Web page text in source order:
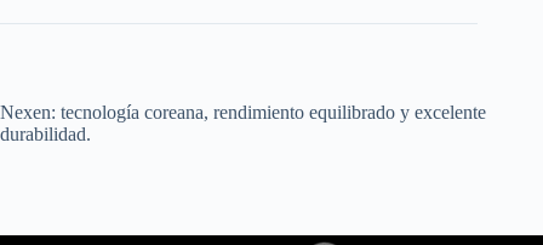
Nexen: tecnología coreana, rendimiento equilibrado y excelente
durabilidad.